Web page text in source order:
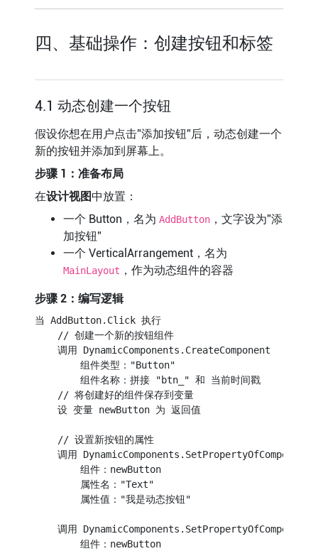
四、基础操作：创建按钮和标签
4.1 动态创建一个按钮
假设你想在用户点击”添加按钮”后，动态创建一个
新的按钮并添加到屏幕上。
步骤 1：准备布局
在设计视图中放置：
一个 Button，名为 AddButton，文字设为”添
加按钮”
一个 VerticalArrangement，名为
MainLayout ，作为动态组件的容器
步骤 2：编写逻辑
当 AddButton.Click 执行
    // 创建一个新的按钮组件
    调用 DynamicComponents.CreateComponent
        组件类型："Button"
        组件名称：拼接 "btn_" 和 当前时间戳
    // 将创建好的组件保存到变量
    设 变量 newButton 为 返回值
    // 设置新按钮的属性
    调用 DynamicComponents.SetPropertyOfComponent
        组件：newButton
        属性名："Text"
        属性值："我是动态按钮"
    调用 DynamicComponents.SetPropertyOfComponent
        组件：newButton